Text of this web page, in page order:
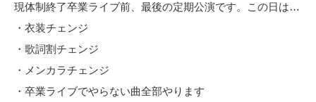
現体制終了卒業ライブ前、最後の定期公演です。この日は…
・衣装チェンジ
・歌詞割チェンジ
・メンカラチェンジ
・卒業ライブでやらない曲全部やります